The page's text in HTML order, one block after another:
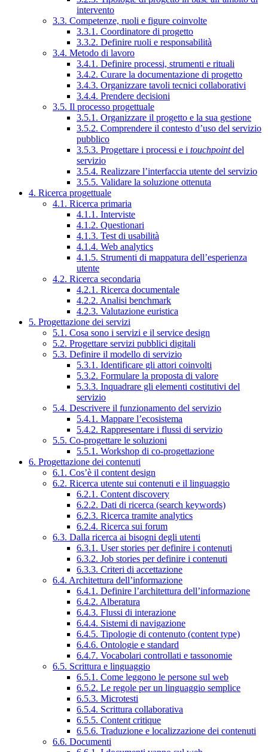
intervento
3.3. Competenze, ruoli e figure coinvolte
3.3.1. Coordinatore di progetto
3.3.2. Definire ruoli e responsabilità
3.4. Metodo di lavoro
3.4.1. Definire processi, strumenti e rituali
3.4.2. Curare la documentazione di progetto
3.4.3. Organizzare tavoli tecnici collaborativi
3.4.4. Prendere decisioni
3.5. Il processo progettuale
3.5.1. Organizzare il progetto e la sua gestione
3.5.2. Comprendere il contesto d’uso del servizio
pubblico
3.5.3. Progettare i processi e i touchpointdel
servizio
3.5.4. Realizzare l’interfaccia utente del servizio
3.5.5. Validare la soluzione ottenuta
4. Ricerca progettuale
4.1. Ricerca primaria
4.1.1. Interviste
4.1.2. Questionari
4.1.3. Test di usabilità
4.1.4. Web analytics
4.1.5. Strumenti di mappatura dell’esperienza
utente
4.2. Ricerca secondaria
4.2.1. Ricerca documentale
4.2.2. Analisi benchmark
4.2.3. Valutazione euristica
5. Progettazione dei servizi
5.1. Cosa sono i servizi e il service design
5.2. Progettare servizi pubblici digitali
5.3. Definire il modello di servizio
5.3.1. Identificare gli attori coinvolti
5.3.2. Formulare la proposta di valore
5.3.3. Inquadrare gli elementi costitutivi del
servizio
5.4. Descrivere il funzionamento del servizio
5.4.1. Mappare l’ecosistema
5.4.2. Rappresentare i flussi di servizio
5.5. Co-progettare le soluzioni
5.5.1. Workshop di co-progettazione
6. Progettazione dei contenuti
6.1. Cos’è il content design
6.2. Ricerca utente sui contenuti e il linguaggio
6.2.1. Content discovery
6.2.2. Dati di ricerca (search keywords)
6.2.3. Ricerca tramite analytics
6.2.4. Ricerca sui forum
6.3. Dalla ricerca ai bisogni degli utenti
6.3.1. User stories per definire i contenuti
6.3.2. Job stories per definire i contenuti
6.3.3. Criteri di accettazione
6.4. Architettura dell’informazione
6.4.1. Definire l’architettura dell’informazione
6.4.2. Alberatura
6.4.3. Flussi di interazione
6.4.4. Sistemi di navigazione
6.4.5. Tipologie di contenuto (content type)
6.4.6. Ontologie e standard
6.4.7. Vocabolari controllati e tassonomie
6.5. Scrittura e linguaggio
6.5.1. Come leggono le persone sul web
6.5.2. Le regole per un linguaggio semplice
6.5.3. Microtesti
6.5.4. Scrittura collaborativa
6.5.5. Content critique
6.5.6. Traduzione e localizzazione dei contenuti
6.6. Documenti